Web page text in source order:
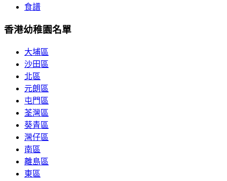
食譜
香港幼稚園名單
大埔區
沙田區
北區
元朗區
屯門區
荃灣區
葵青區
灣仔區
南區
離島區
東區